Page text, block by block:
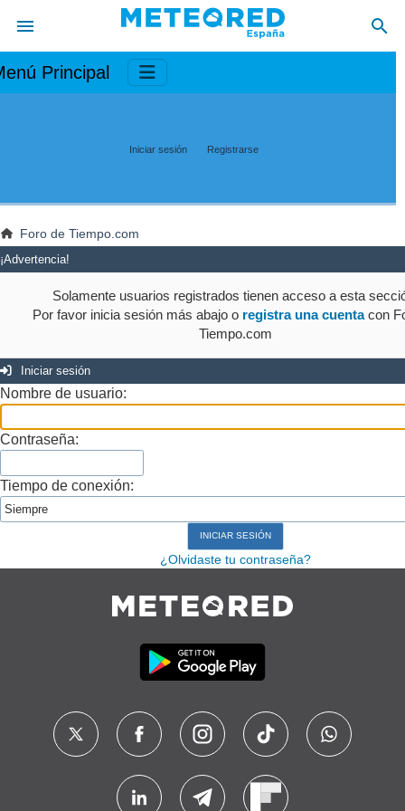
Principal
Iniciar sesión Registrarse
Foro de Tiempo.com
¡Advertencia!
Solamente usuarios registrados tienen acceso a esta
Por favor inicia sesión más abajo o registra una cuentacon
Tiempo.com
Iniciar sesión
Nombre de usuario:
Contraseña:
Tiempo de conexión:
¿Olvidaste tu contraseña?